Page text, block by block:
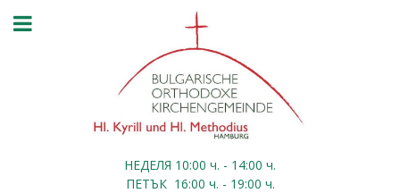
НЕДЕЛЯ 10:00 ч. - 14:00 ч.
ПЕТЪК 16:00 ч. - 19:00 ч.